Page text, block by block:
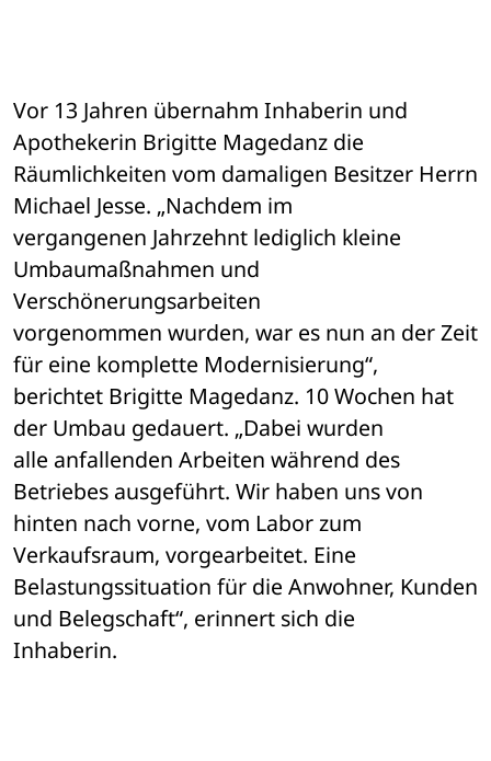
Vor 13 Jahren übernahm Inhaberin und
Apothekerin Brigitte Magedanz die
Räumlichkeiten vom damaligen Besitzer Herrn
Michael Jesse. „Nachdem im
vergangenen Jahrzehnt lediglich kleine
Umbaumaßnahmen und
Verschönerungsarbeiten
vorgenommen wurden, war es nun an der Zeit
für eine komplette Modernisierung“,
berichtet Brigitte Magedanz. 10 Wochen hat
der Umbau gedauert. „Dabei wurden
alle anfallenden Arbeiten während des
Betriebes ausgeführt. Wir haben uns von
hinten nach vorne, vom Labor zum
Verkaufsraum, vorgearbeitet. Eine
Belastungssituation für die Anwohner, Kunden
und Belegschaft“, erinnert sich die
Inhaberin.